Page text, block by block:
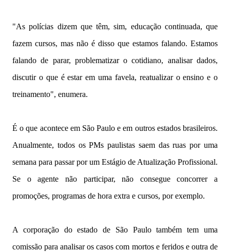
"As polícias dizem que têm, sim, educação continuada, que
fazem cursos, mas não é disso que estamos falando. Estamos
falando de parar, problematizar o cotidiano, analisar dados,
discutir o que é estar em uma favela, reatualizar o ensino e o
treinamento", enumera.
É o que acontece em São Paulo e em outros estados brasileiros.
Anualmente, todos os PMs paulistas saem das ruas por uma
semana para passar por um Estágio de Atualização Profissional.
Se o agente não participar, não consegue concorrer a
promoções, programas de hora extra e cursos, por exemplo.
A corporação do estado de São Paulo também tem uma
comissão para analisar os casos com mortos e feridos e outra de